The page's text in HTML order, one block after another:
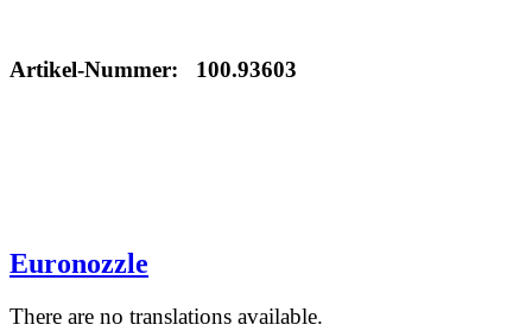
Artikel-Nummer: 100.93603
Euronozzle
There are no translations available.